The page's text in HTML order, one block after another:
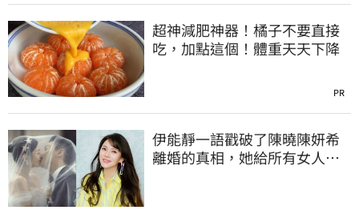
超神減肥神器！橘子不要直接
吃，加點這個！體重天天下降
PR
伊能靜一語戳破了陳曉陳妍希
離婚的真相，她給所有女人